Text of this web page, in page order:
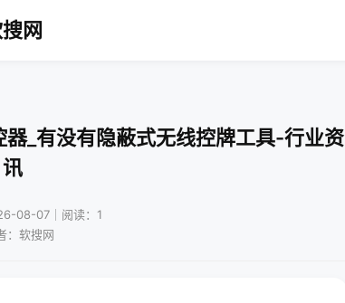
网
_有没有隐蔽式无线控牌工具-行业资
讯
08-07｜阅读：1
：软搜网